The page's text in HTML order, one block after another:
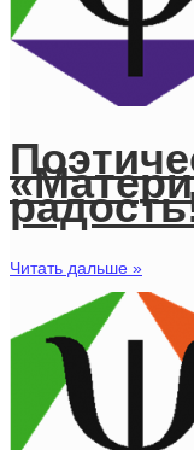
Читать дальше »